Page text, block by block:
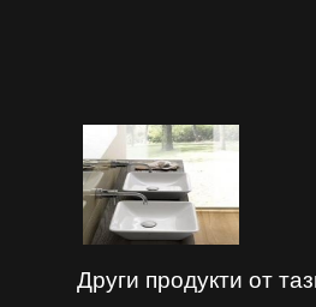
Други продукти от